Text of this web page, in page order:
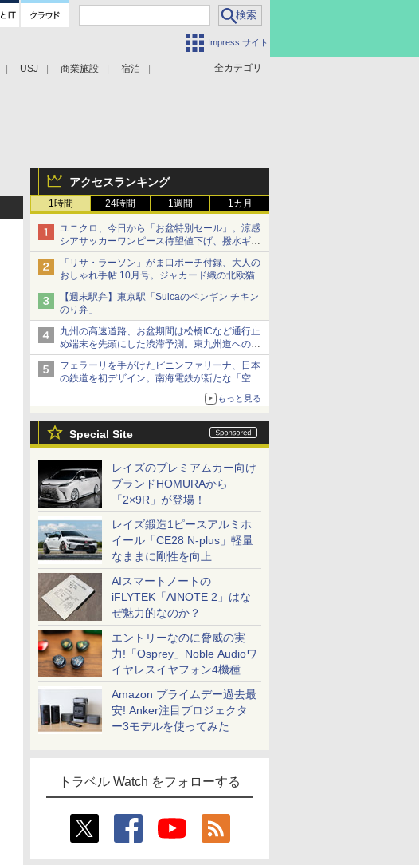
Impress サイト
全カテゴリ
USJ 商業施設 宿泊
アクセスランキング
1時間 24時間 1週間 1カ月
ユニクロ、今日から「お盆特別セール」。涼感
シアサッカーワンピース待望値下げ、撥水ギア
ショーツは1990円に
「リサ・ラーソン」がま口ポーチ付録、大人の
おしゃれ手帖 10月号。ジャカード織の北欧猫デ
ザイン
【週末駅弁】東京駅「Suicaのペンギン チキン
のり弁」
九州の高速道路、お盆期間は松橋ICなど通行止
め端末を先頭にした渋滞予測。東九州道への迂
回は料金調整を実施
フェラーリを手がけたピニンファリーナ、日本
の鉄道を初デザイン。南海電鉄が新たな「空港
もっと見る
Special Site
レイズのプレミアムカー向け
ブランドHOMURAから
「2×9R」が登場！
レイズ鍛造1ピースアルミホ
イール「CE28 N-plus」軽量
なままに剛性を向上
AIスマートノートの
iFLYTEK「AINOTE 2」はな
ぜ魅力的なのか？
エントリーなのに脅威の実
力!「Osprey」Noble Audioワ
イヤレスイヤフォン4機種を
一気に聴く
Amazon プライムデー過去最
安! Anker注目プロジェクタ
ー3モデルを使ってみた
トラベル Watch をフォローする